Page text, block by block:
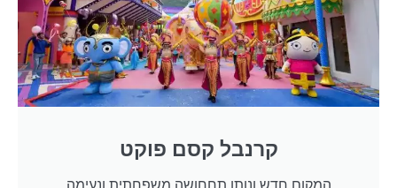
קרנבל קסם פוקט
המקום חדש ונותן תחחושה משפחתית ונעימה